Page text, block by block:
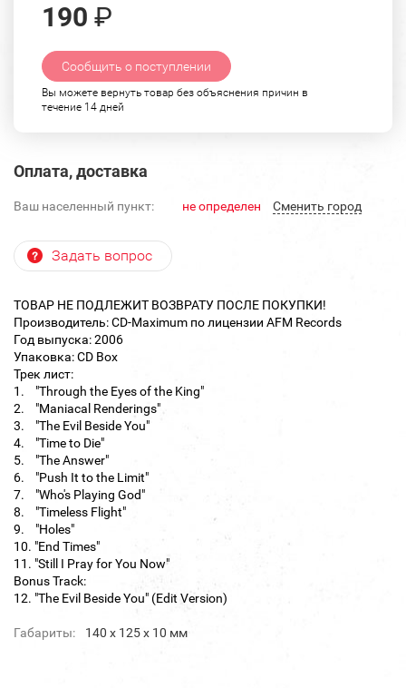
190 ₽
Сообщить о поступлении
Вы можете вернуть товар без объяснения причин в
течение 14 дней
Оплата, доставка
Ваш населенный пункт: не определен Cменить город
Задать вопрос
ТОВАР НЕ ПОДЛЕЖИТ ВОЗВРАТУ ПОСЛЕ ПОКУПКИ!
Производитель: CD-Maximum по лицензии AFM Records
Год выпуска: 2006
Упаковка: CD Box
Трек лист:
1. "Through the Eyes of the King"
2. "Maniacal Renderings"
3. "The Evil Beside You"
4. "Time to Die"
5. "The Answer"
6. "Push It to the Limit"
7. "Who's Playing God"
8. "Timeless Flight"
9. "Holes"
10. "End Times"
11. "Still I Pray for You Now"
Bonus Track:
12. "The Evil Beside You" (Edit Version)
Габариты: 140 х 125 х 10 мм